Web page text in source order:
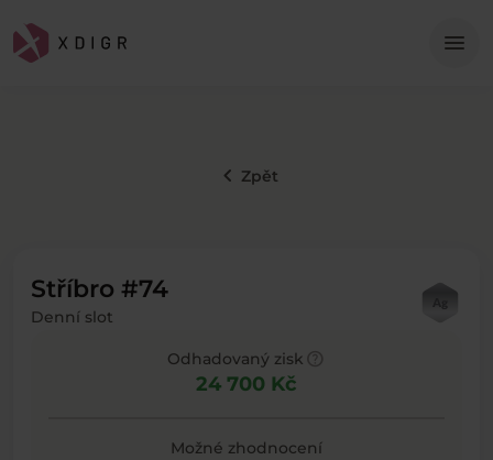
menu
keyboard_arrow_left Zpět
Stříbro #74
Denní slot
Odhadovaný zisk
24 700 Kč
Možné zhodnocení